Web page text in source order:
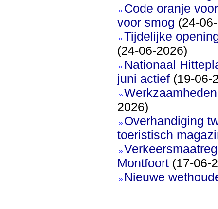
Code oranje
voor smog (24-
Tijdelijke
(24-06-2026)
Nationaal
juni actief(19-06-
2026)
Overhandiging
toeristisch
Montfoort(17-06-
Nieuwe